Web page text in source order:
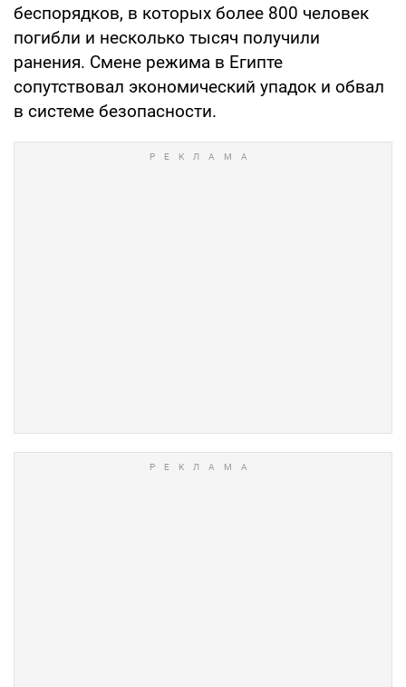
беспорядков, в которых более 800 человек
погибли и несколько тысяч получили
ранения. Смене режима в Египте
сопутствовал экономический упадок и обвал
в системе безопасности.